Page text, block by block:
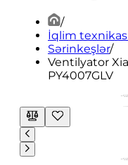
/
İqlim
Sərinkeşlər/
Ventilyator
PY4007GLV